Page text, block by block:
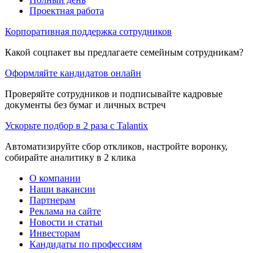
Проектная работа
Корпоративная поддержка сотрудников
Какой соцпакет вы предлагаете семейным сотрудникам?
Оформляйте кандидатов онлайн
Проверяйте сотрудников и подписывайте кадровые
документы без бумаг и личных встреч
Ускорьте подбор в 2 раза с Talantix
Автоматизируйте сбор откликов, настройте воронку,
собирайте аналитику в 2 клика
О компании
Наши вакансии
Партнерам
Реклама на сайте
Новости и статьи
Инвесторам
Кандидаты по профессиям